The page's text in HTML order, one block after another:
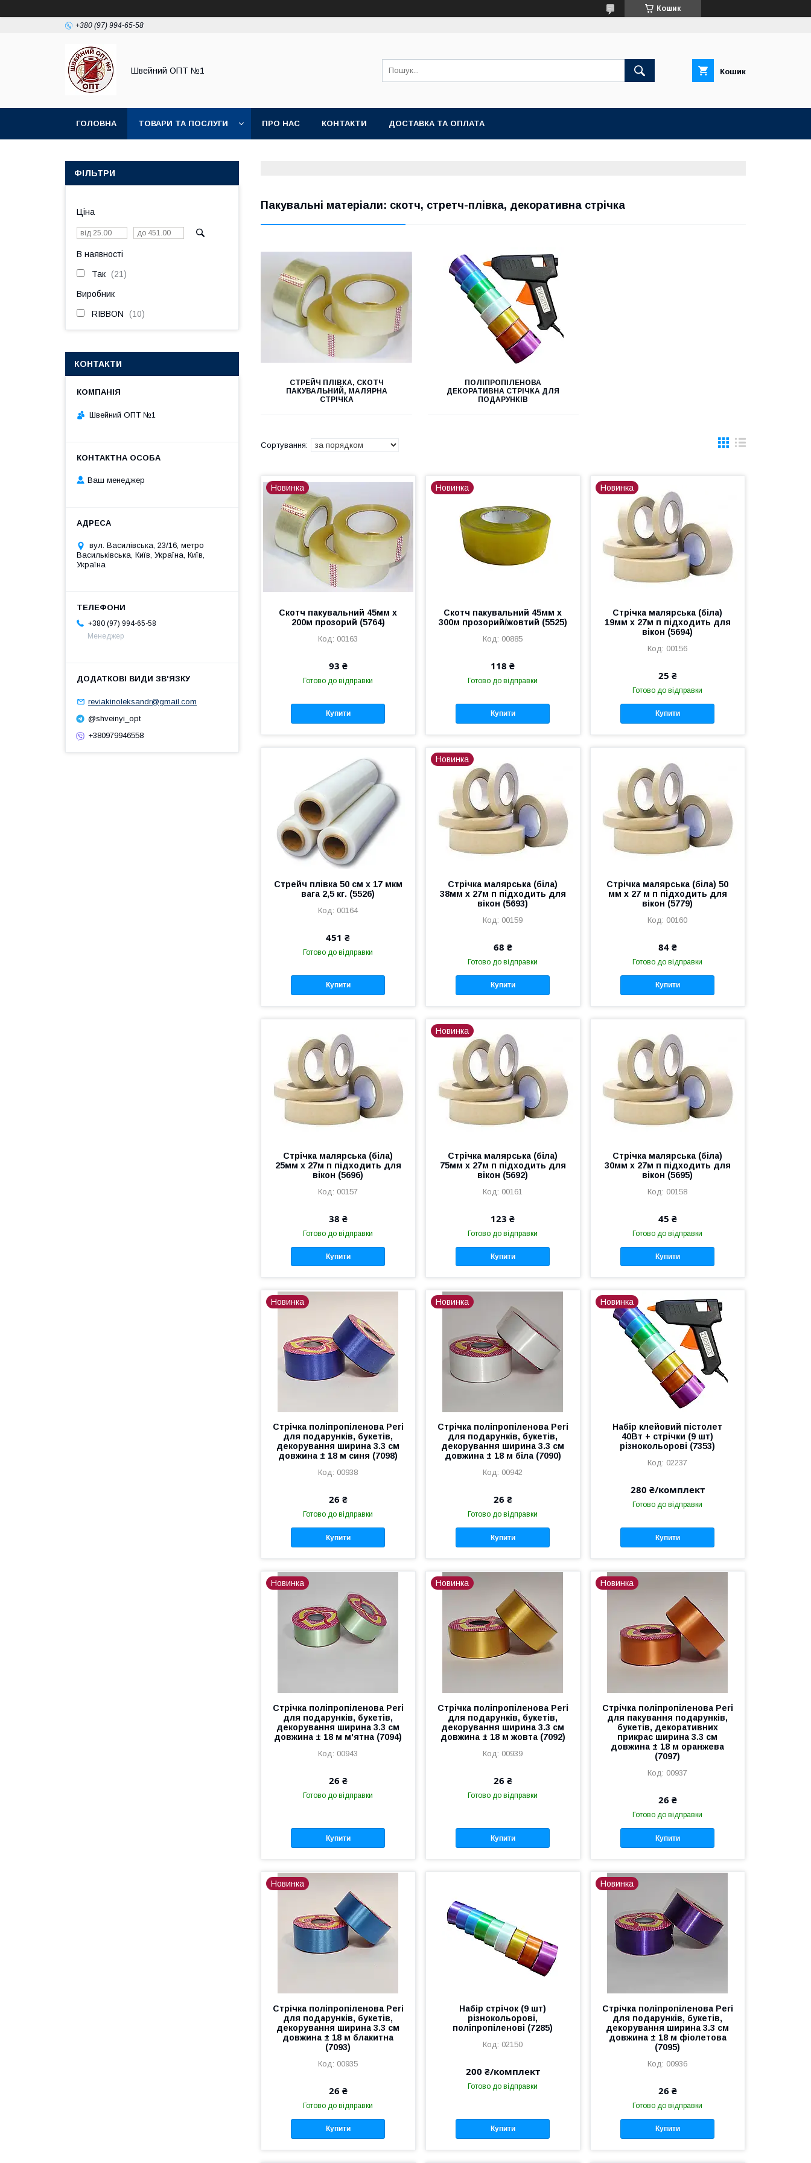
Кошик
+380 (97) 994-65-58
Швейний ОПТ №1 Кошик
ГОЛОВНА ТОВАРИ ТА ПОСЛУГИ ПРО НАС КОНТАКТИ ДОСТАВКА ТА ОПЛАТА
Пакувальні матеріали: скотч, стретч-плівка, декоративна стрічка
СТРЕЙЧ ПЛІВКА, СКОТЧ
ПАКУВАЛЬНИЙ, МАЛЯРНА
СТРІЧКА
ПОЛІПРОПІЛЕНОВА
ДЕКОРАТИВНА СТРІЧКА ДЛЯ
ПОДАРУНКІВ
Новинка
Скотч пакувальний 45мм х
200м прозорий (5764)
00163
93 ₴
Готово до відправки
Купити
Новинка
Скотч пакувальний 45мм х
300м прозорий/жовтий (5525)
00885
118 ₴
Готово до відправки
Купити
Новинка
Стрічка малярська (біла)
19мм х 27м п підходить для
вікон (5694)
00156
25 ₴
Готово до відправки
Купити
Стрейч плівка 50 см х 17 мкм
вага 2,5 кг. (5526)
00164
451 ₴
Готово до відправки
Купити
Новинка
Стрічка малярська (біла)
38мм х 27м п підходить для
вікон (5693)
00159
68 ₴
Готово до відправки
Купити
Стрічка малярська (біла) 50
мм х 27 м п підходить для
вікон (5779)
00160
84 ₴
Готово до відправки
Купити
Стрічка малярська (біла)
25мм х 27м п підходить для
вікон (5696)
00157
38 ₴
Готово до відправки
Купити
Новинка
Стрічка малярська (біла)
75мм х 27м п підходить для
вікон (5692)
00161
123 ₴
Готово до відправки
Купити
Стрічка малярська (біла)
30мм х 27м п підходить для
вікон (5695)
00158
45 ₴
Готово до відправки
Купити
Новинка
Стрічка поліпропіленова Peri
для подарунків, букетів,
декорування ширина 3.3 см
довжина ± 18 м синя (7098)
00938
26 ₴
Готово до відправки
Купити
Новинка
Стрічка поліпропіленова Peri
для подарунків, букетів,
декорування ширина 3.3 см
довжина ± 18 м біла (7090)
00942
26 ₴
Готово до відправки
Купити
Новинка
Набір клейовий пістолет
40Вт + стрічки (9 шт)
різнокольорові (7353)
02237
280 ₴/комплект
Готово до відправки
Купити
Новинка
Стрічка поліпропіленова Peri
для подарунків, букетів,
декорування ширина 3.3 см
довжина ± 18 м м'ятна (7094)
00943
26 ₴
Готово до відправки
Купити
Новинка
Стрічка поліпропіленова Peri
для подарунків, букетів,
декорування ширина 3.3 см
довжина ± 18 м жовта (7092)
00939
26 ₴
Готово до відправки
Купити
Новинка
Стрічка поліпропіленова Peri
для пакування подарунків,
букетів, декоративних
прикрас ширина 3.3 см
довжина ± 18 м оранжева
(7097)
00937
26 ₴
Готово до відправки
Купити
Новинка
Стрічка поліпропіленова Peri
для подарунків, букетів,
декорування ширина 3.3 см
довжина ± 18 м блакитна
(7093)
00935
26 ₴
Готово до відправки
Купити
Набір стрічок (9 шт)
різнокольорові,
поліпропіленові (7285)
02150
200 ₴/комплект
Готово до відправки
Купити
Новинка
Стрічка поліпропіленова Peri
для подарунків, букетів,
декорування ширина 3.3 см
довжина ± 18 м фіолетова
(7095)
00936
26 ₴
Готово до відправки
Купити
ФІЛЬТРИ
Ціна
В наявності
Так 21
Виробник
RIBBON 10
КОНТАКТИ
Швейний ОПТ №1
Ваш менеджер
вул. Василівська, 23/16, метро
Васильківська, Київ, Україна, Київ,
Україна
+380 (97) 994-65-58
Менеджер
reviakinoleksandr@gmail.com
@shveinyi_opt
+380979946558